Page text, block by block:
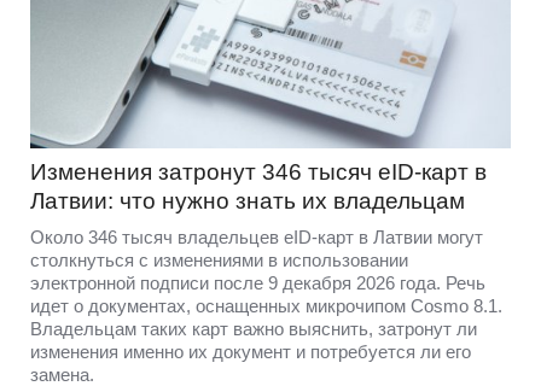
Изменения затронут 346 тысяч eID-карт в
Латвии: что нужно знать их владельцам
Около 346 тысяч владельцев eID-карт в Латвии могут
столкнуться с изменениями в использовании
электронной подписи после 9 декабря 2026 года. Речь
идет о документах, оснащенных микрочипом Cosmo 8.1.
Владельцам таких карт важно выяснить, затронут ли
изменения именно их документ и потребуется ли его
замена.